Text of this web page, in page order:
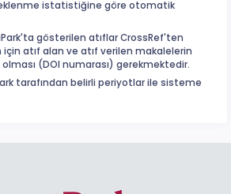
istatistiğine göre otomatik
gösterilen atıflar CrossRef'ten
atıf alan ve atıf verilen makalelerin
olması (DOI numarası) gerekmektedir.
tarafından belirli periyotlar ile sisteme